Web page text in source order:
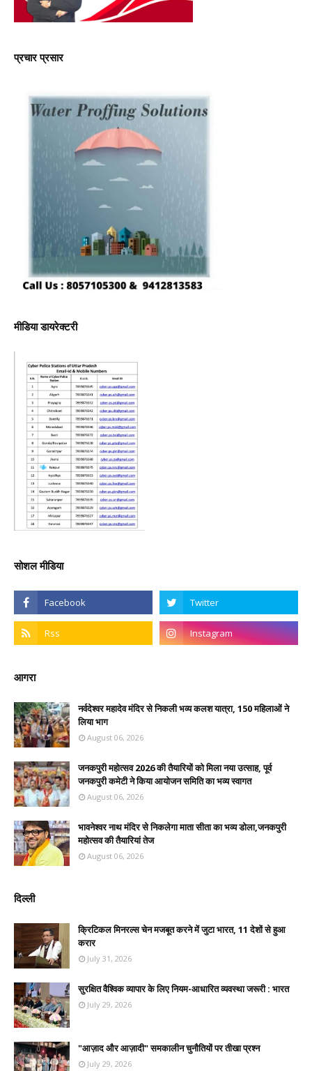
प्रचार प्रसार
मीडिया डायरेक्टरी
सोशल मीडिया
आगरा
नर्वदेश्वर महादेव मंदिर से निकली भव्य कलश यात्रा, 150 महिलाओं ने
लिया भाग
August 06, 2026
जनकपुरी महोत्सव 2026 की तैयारियों को मिला नया उत्साह, पूर्व
जनकपुरी कमेटी ने किया आयोजन समिति का भव्य स्वागत
August 06, 2026
भावनेश्वर नाथ मंदिर से निकलेगा माता सीता का भव्य डोला,जनकपुरी
महोत्सव की तैयारियां तेज
August 06, 2026
दिल्ली
क्रिटिकल मिनरल्स चेन मजबूत करने में जुटा भारत, 11 देशों से हुआ
करार
July 31, 2026
सुरक्षित वैश्विक व्यापार के लिए नियम-आधारित व्यवस्था जरूरी : भारत
July 29, 2026
"आज़ाद और आज़ादी" समकालीन चुनौतियों पर तीखा प्रश्न
July 29, 2026